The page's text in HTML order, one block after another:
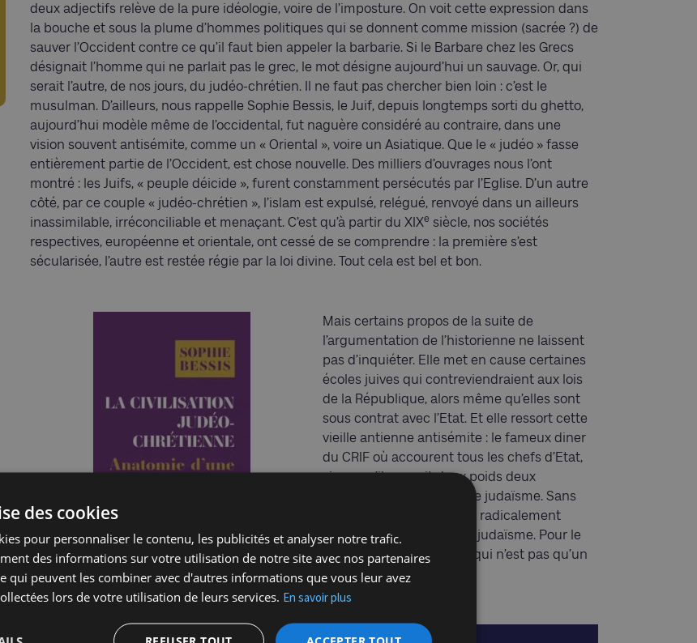
deux adjectifs relève de la pure idéologie, voire de l’imposture. On voit cette expression dans
la bouche et sous la plume d’hommes politiques qui se donnent comme mission (sacrée ?) de
sauver l’Occident contre ce qu’il faut bien appeler la barbarie. Si le Barbare chez les Grecs
désignait l’homme qui ne parlait pas le grec, le mot désigne aujourd’hui un sauvage. Or, qui
serait l’autre, de nos jours, du judéo-chrétien. Il ne faut pas chercher bien loin : c’est le
musulman. D’ailleurs, nous rappelle Sophie Bessis, le Juif, depuis longtemps sorti du ghetto,
aujourd’hui modèle même de l’occidental, fut naguère considéré au contraire, dans une
vision souvent antisémite, comme un « Oriental », voire un Asiatique. Que le « judéo » fasse
entièrement partie de l’Occident, est chose nouvelle. Des milliers d’ouvrages nous l’ont
montré : les Juifs, « peuple déicide », furent constamment persécutés par l’Eglise. D’un autre
côté, par ce couple « judéo-chrétien », l’islam est expulsé, relégué, renvoyé dans un ailleurs
inassimilable, irréconciliable et menaçant. C’est qu’à partir du XIXe siècle, nos sociétés
respectives, européenne et orientale, ont cessé de se comprendre : la première s’est
sécularisée, l’autre est restée régie par la loi divine. Tout cela est bel et bon.
Mais certains propos de la suite de
l’argumentation de l’historienne ne laissent
pas d’inquiéter. Elle met en cause certaines
écoles juives qui contreviendraient aux lois
de la République, alors même qu’elles sont
sous contrat avec l’Etat. Et elle ressort cette
vieille antienne antisémite : le fameux diner
du CRIF où accourent tous les chefs d’Etat,
signe qu’il y aurait deux poids deux
mesures entre l’islam et le judaïsme. Sans
compter le djihad, qui est radicalement
étranger, qu’on sache, au judaïsme. Pour le
coup, une vraie menace, qui n’est pas qu’un
fantasme occidental.
des cookies
pour personnaliser le contenu, les publicités et analyser notre trafic.
des informations sur votre utilisation de notre site avec nos partenaires
qui peuvent les combiner avec d'autres informations que vous leur avez
lors de votre utilisation de leurs services. En savoir plus